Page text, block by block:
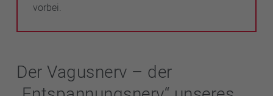
vorbei.
Der Vagusnerv – der